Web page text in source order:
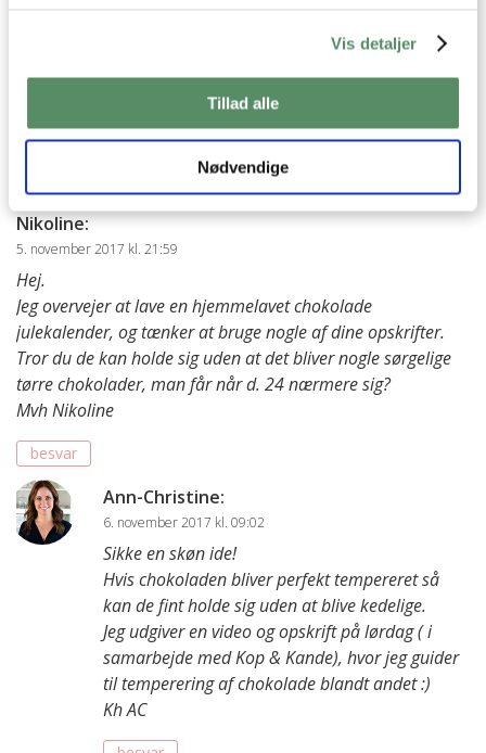
Vis detaljer
Tillad alle
Nødvendige
Nikoline:
5. november 2017 kl. 21:59
Hej.
Jeg overvejer at lave en hjemmelavet chokolade
julekalender, og tænker at bruge nogle af dine opskrifter.
Tror du de kan holde sig uden at det bliver nogle sørgelige
tørre chokolader, man får når d. 24 nærmere sig?
Mvh Nikoline
besvar
Ann-Christine:
6. november 2017 kl. 09:02
Sikke en skøn ide!
Hvis chokoladen bliver perfekt tempereret så
kan de fint holde sig uden at blive kedelige.
Jeg udgiver en video og opskrift på lørdag ( i
samarbejde med Kop & Kande), hvor jeg guider
til temperering af chokolade blandt andet :)
Kh AC